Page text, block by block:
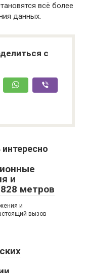
всё более
данных.
с
и
метров
и
вызов